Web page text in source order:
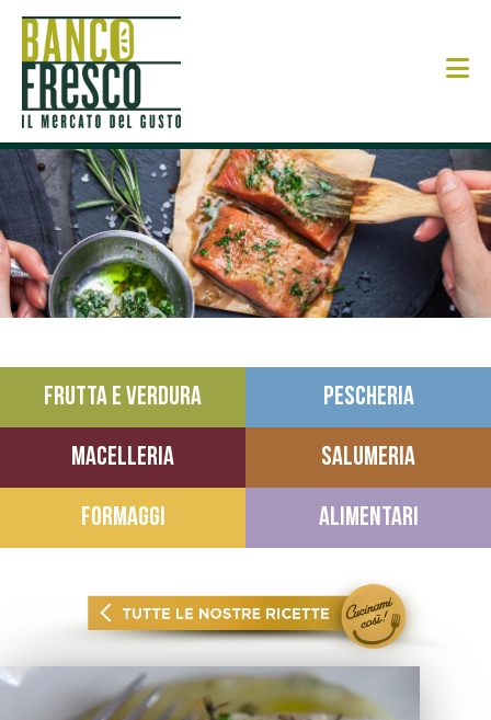
FRUTTA E VERDURA PESCHERIA
MACELLERIA SALUMERIA
FORMAGGI ALIMENTARI